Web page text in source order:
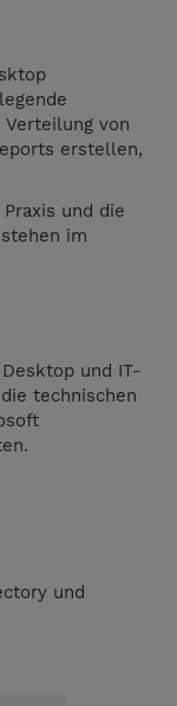
von
erstellen,
und die
im
und IT-
technischen
und